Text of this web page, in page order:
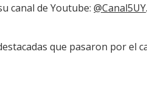
canal de Youtube:@Canal5UY
que pasaron por el